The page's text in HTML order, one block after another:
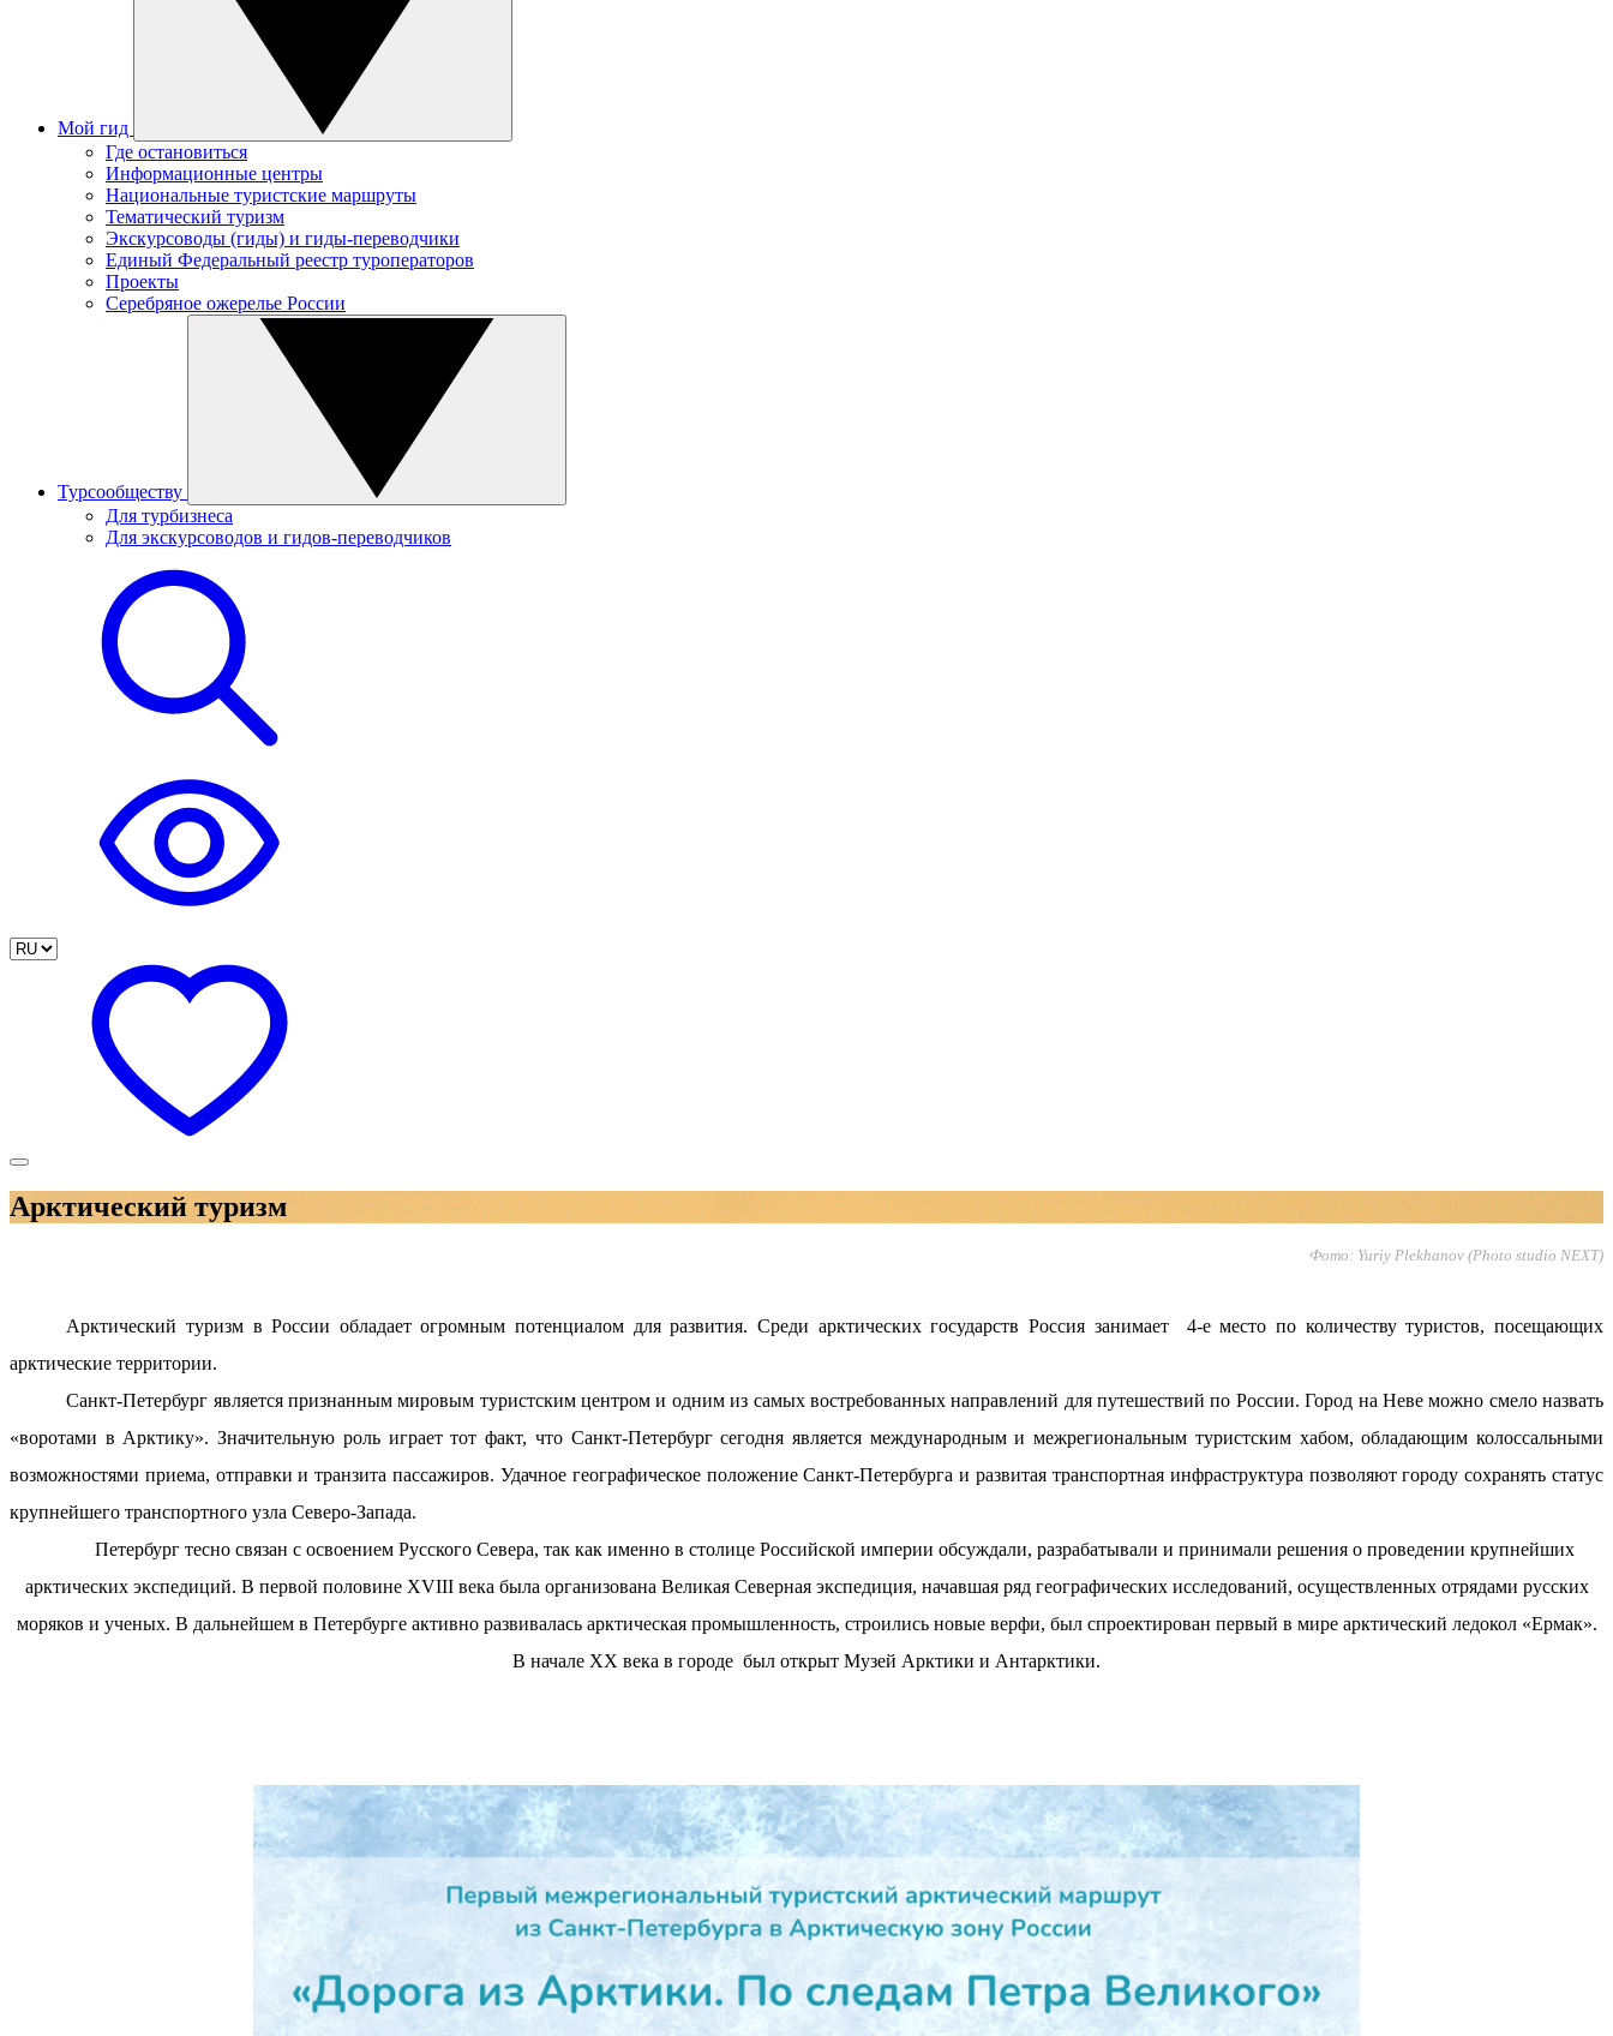
Мой гид
Где остановиться
Информационные центры
Национальные туристские маршруты
Тематический туризм
Экскурсоводы (гиды) и гиды-переводчики
Единый Федеральный реестр туроператоров
Проекты
Серебряное ожерелье России
Турсообществу
Для турбизнеса
Для экскурсоводов и гидов-переводчиков
Арктический туризм
Фото: Yuriy Plekhanov (Photo studio NEXT)
Арктический туризм в России обладает огромным потенциалом для развития. Среди арктических государств Россия занимает 4-е место по количеству туристов, посещающих
арктические территории.
Санкт-Петербург является признанным мировым туристским центром и одним из самых востребованных направлений для путешествий по России. Город на Неве можно смело назвать
«воротами в Арктику». Значительную роль играет тот факт, что Санкт-Петербург сегодня является международным и межрегиональным туристским хабом, обладающим колоссальными
возможностями приема, отправки и транзита пассажиров. Удачное географическое положение Санкт-Петербурга и развитая транспортная инфраструктура позволяют городу сохранять статус
крупнейшего транспортного узла Северо-Запада.
Петербург тесно связан с освоением Русского Севера, так как именно в столице Российской империи обсуждали, разрабатывали и принимали решения о проведении крупнейших
арктических экспедиций. В первой половине XVIII века была организована Великая Северная экспедиция, начавшая ряд географических исследований, осуществленных отрядами русских
моряков и ученых. В дальнейшем в Петербурге активно развивалась арктическая промышленность, строились новые верфи, был спроектирован первый в мире арктический ледокол «Ермак».
В начале XX века в городе был открыт Музей Арктики и Антарктики.